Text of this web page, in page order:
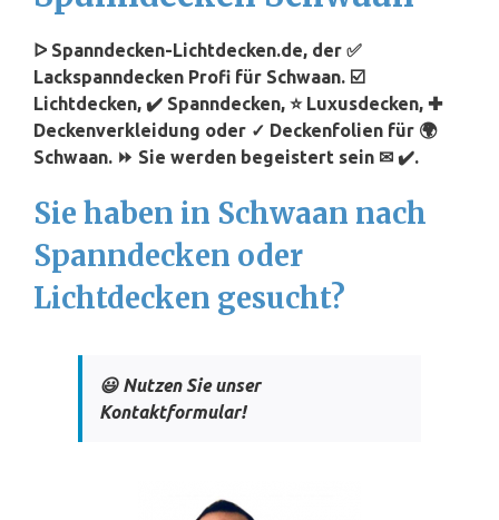
ᐅ Spanndecken-Lichtdecken.de, der ✅
Lackspanndecken Profi für Schwaan. ☑️
Lichtdecken, ✔️ Spanndecken, ⭐ Luxusdecken, ✚
Deckenverkleidung oder ✓ Deckenfolien für 🌍
Schwaan. ⏩ Sie werden begeistert sein ✉ ✔️.
Sie haben in Schwaan nach
Spanndecken oder
Lichtdecken gesucht?
😃 Nutzen Sie unser
Kontaktformular!